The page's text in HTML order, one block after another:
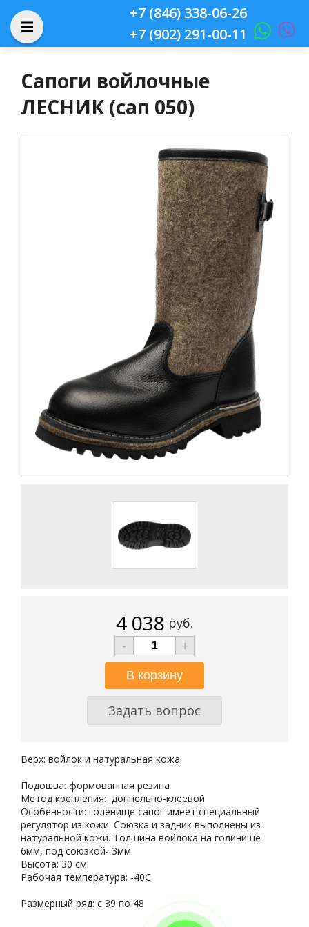
+7 (846) 338-06-26
+7 (902) 291-00-11
Сапоги войлочные
ЛЕСНИК (сап 050)
4 038 руб.
-
+
Задать вопрос
Верх: войлок и натуральная кожа.
Подошва: формованная резина
Метод крепления: доппельно-клеевой
Особенности: голенище сапог имеет специальный
регулятор из кожи. Союзка и задник выполнены из
натуральной кожи. Толщина войлока на голинище-
6мм, под союзкой- 3мм.
Высота: 30 см.
Рабочая температура: -40С
Размерный ряд: с 39 по 48